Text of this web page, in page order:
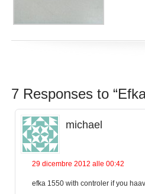
7 Responses to
michael
29 dicembre 2012 alle 00:42
efka 1550 with controler if you